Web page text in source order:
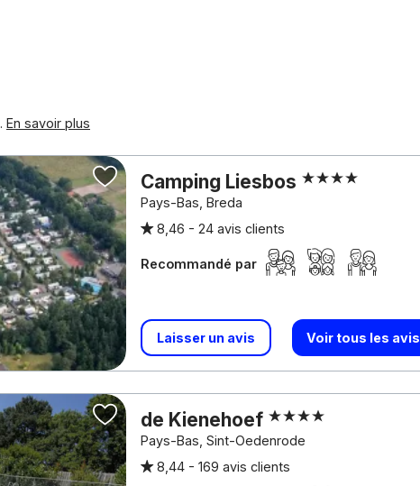
En savoir plus
Camping Liesbos
Pays-Bas, Breda
8,46 -24 avis clients
Recommandé par
Laisser un avis Voir tous les avis
de Kienehoef
Pays-Bas, Sint-Oedenrode
8,44 -169 avis clients